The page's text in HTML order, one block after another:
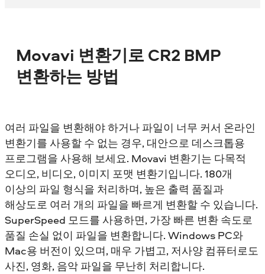
Movavi 변환기로 CR2 BMP
변환하는 방법
여러 파일을 변환해야 하거나 파일이 너무 커서 온라인
변환기를 사용할 수 없는 경우, 대안으로 데스크톱용
프로그램을 사용해 보세요. Movavi 변환기는 다목적
오디오, 비디오, 이미지 포맷 변환기입니다. 180개
이상의 파일 형식을 처리하며, 높은 출력 품질과
해상도로 여러 개의 파일을 빠르게 변환할 수 있습니다.
SuperSpeed 모드를 사용하면, 가장 빠른 변환 속도로
품질 손실 없이 파일을 변환합니다. Windows PC와
Mac용 버전이 있으며, 매우 가볍고, 저사양 컴퓨터로도
사진, 영화, 음악 파일을 무난히 처리합니다.